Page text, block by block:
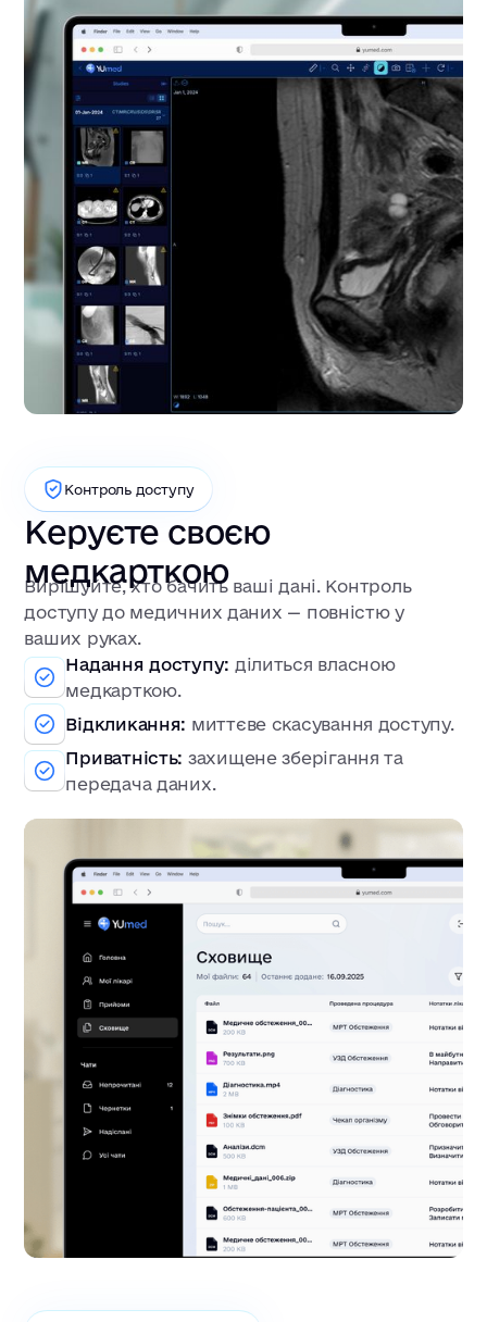
Контроль доступу
Керуєте своєю
медкарткою
Вирішуйте, хто бачить ваші дані. Контроль
доступу до медичних даних — повністю у
ваших руках.
Надання доступу: ділиться власною
медкарткою.
Відкликання: миттєве скасування доступу.
Приватність: захищене зберігання та
передача даних.